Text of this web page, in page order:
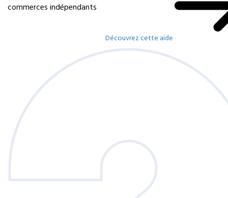
commerces indépendants
Découvrez cette aide